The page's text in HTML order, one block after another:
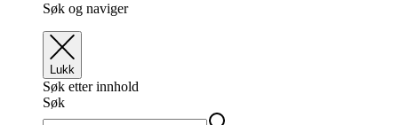
Søk og naviger
Lukk
Søk etter innhold
Søk